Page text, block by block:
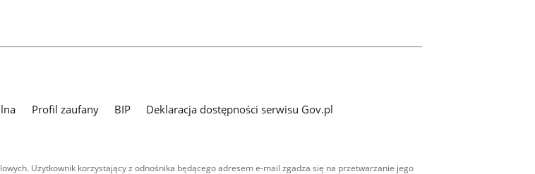
Profil zaufany BIP
Deklaracja dostępności serwisu Gov.pl
Użytkownik korzystający z odnośnika będącego adresem e-mail zgadza się na przetwarzanie jego